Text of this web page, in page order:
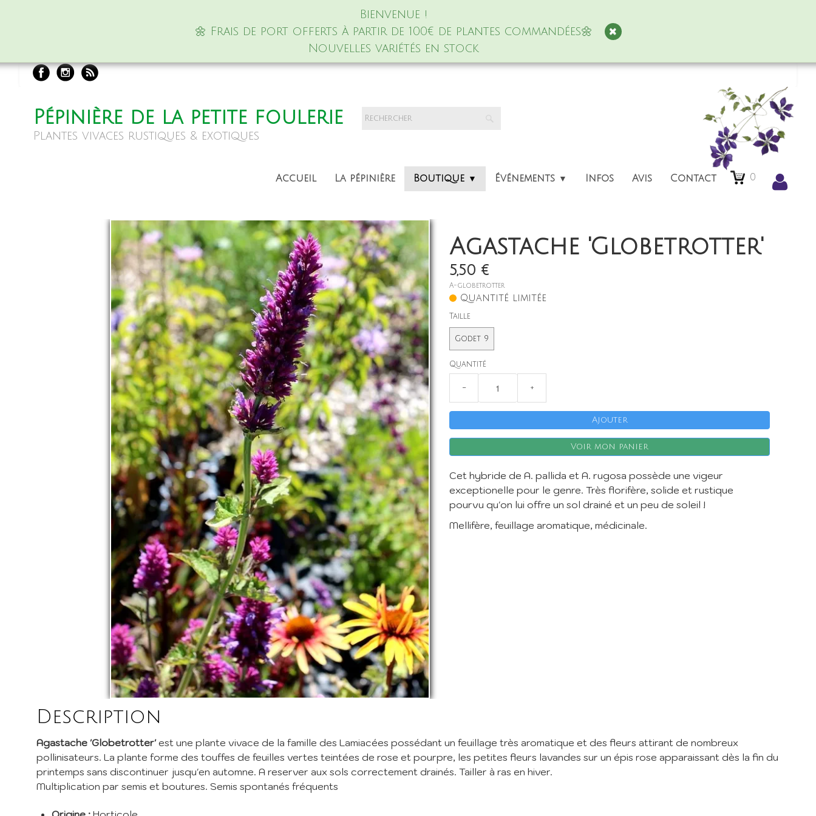
Bienvenue !
🌼 Frais de port offerts à partir de 100€ de plantes commandées🌼
Nouvelles variétés en stock
Pépinière de la petite foulerie
Plantes vivaces rustiques & exotiques
Accueil La pépinière Boutique ▼ Événements ▼ Infos Avis Contact 0
Agastache 'Globetrotter'
5,50 €
A-globetrotter
Quantité limitée
Taille
Godet 9
Quantité
− +
Ajouter
Voir mon panier
Cet hybride de A. pallida et A. rugosa possède une vigeur
exceptionelle pour le genre. Très florifère, solide et rustique
pourvu qu'on lui offre un sol drainé et un peu de soleil !
Mellifère, feuillage aromatique, médicinale.
Description
Agastache 'Globetrotter'est une plante vivace de la famille des Lamiacées possédant un feuillage très aromatique et des fleurs attirant de nombreux
pollinisateurs. La plante forme des touffes de feuilles vertes teintées de rose et pourpre, les petites fleurs lavandes sur un épis rose apparaissant dès la fin du
printemps sans discontinuer jusqu'en automne. A reserver aux sols correctement drainés. Tailler à ras en hiver.
Multiplication par semis et boutures. Semis spontanés fréquents
X
Inscription à la Newsletter
Inscrivez vous à notre newsletter mensuelle pour recevoir les dernières infos de la
pépinière: Nouvelles plantes ajoutées au catalogue, fêtes des plantes à venir,
promos et réductions en cours... (1 mail/ mois max)
EMail :
En envoyant mes informations, j'accepte votre Politique de confidentialité